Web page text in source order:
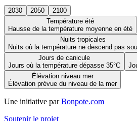
2030 2050
2100
Température été
Hausse de la température moyenne en été
Nuits tropicales
Nuits où la température ne descend pas
Jours de canicule
Jours où la température dépasse 35°C
Élévation niveau mer
Élévation prévue du niveau de la mer
Une initiative par Bonpote.com
Soutenir le projet